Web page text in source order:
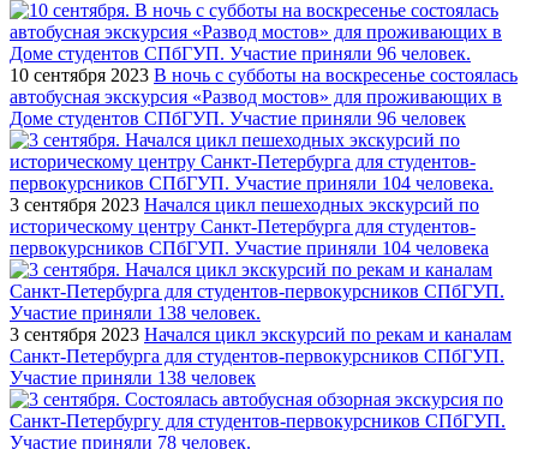
10 сентября 2023 В ночь с субботы на воскресенье состоялась
автобусная экскурсия «Развод мостов» для проживающих в
Доме студентов СПбГУП. Участие приняли 96 человек
3 сентября 2023 Начался цикл пешеходных экскурсий по
историческому центру Санкт-Петербурга для студентов-
первокурсников СПбГУП. Участие приняли 104 человека
3 сентября 2023 Начался цикл экскурсий по рекам и каналам
Санкт-Петербурга для студентов-первокурсников СПбГУП.
Участие приняли 138 человек